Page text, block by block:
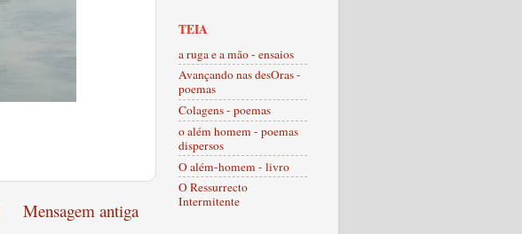
Mensagem antiga
TEIA
a ruga e a mão - ensaios
Avançando nas desOras -
poemas
Colagens - poemas
o além homem - poemas
dispersos
O além-homem - livro
O Ressurrecto
Intermitente